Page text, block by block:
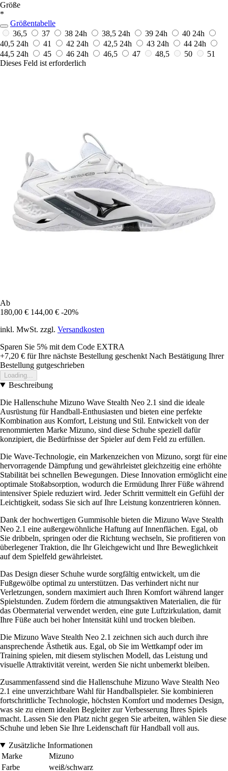
Größe
*
Größentabelle
36,5
37 38 24h 38,5 24h 39 24h 40 24h
40,5 24h 41 42 24h 42,5 24h 43 24h 44 24h
44,5 24h 45 46 24h 46,5 47 48,5 50
51
Dieses Feld ist erforderlich
Ab
180,00 € 144,00 € -20%
inkl. MwSt. zzgl. Versandkosten
Sparen Sie 5% mit dem Code EXTRA
+7,20 € für Ihre nächste Bestellung geschenkt Nach Bestätigung Ihrer
Bestellung gutgeschrieben
Loading...
Beschreibung
Die Hallenschuhe Mizuno Wave Stealth Neo 2.1 sind die ideale
Ausrüstung für Handball-Enthusiasten und bieten eine perfekte
Kombination aus Komfort, Leistung und Stil. Entwickelt von der
renommierten Marke Mizuno, sind diese Schuhe speziell dafür
konzipiert, die Bedürfnisse der Spieler auf dem Feld zu erfüllen.
Die Wave-Technologie, ein Markenzeichen von Mizuno, sorgt für eine
hervorragende Dämpfung und gewährleistet gleichzeitig eine erhöhte
Stabilität bei schnellen Bewegungen. Diese Innovation ermöglicht eine
optimale Stoßabsorption, wodurch die Ermüdung Ihrer Füße während
intensiver Spiele reduziert wird. Jeder Schritt vermittelt ein Gefühl der
Leichtigkeit, sodass Sie sich auf Ihre Leistung konzentrieren können.
Dank der hochwertigen Gummisohle bieten die Mizuno Wave Stealth
Neo 2.1 eine außergewöhnliche Haftung auf Innenflächen. Egal, ob
Sie dribbeln, springen oder die Richtung wechseln, Sie profitieren von
überlegener Traktion, die Ihr Gleichgewicht und Ihre Beweglichkeit
auf dem Spielfeld gewährleistet.
Das Design dieser Schuhe wurde sorgfältig entwickelt, um die
Fußgewölbe optimal zu unterstützen. Das verhindert nicht nur
Verletzungen, sondern maximiert auch Ihren Komfort während langer
Spielstunden. Zudem fördern die atmungsaktiven Materialien, die für
das Obermaterial verwendet werden, eine gute Luftzirkulation, damit
Ihre Füße auch bei hoher Intensität kühl und trocken bleiben.
Die Mizuno Wave Stealth Neo 2.1 zeichnen sich auch durch ihre
ansprechende Ästhetik aus. Egal, ob Sie im Wettkampf oder im
Training spielen, mit diesem stylischen Modell, das Leistung und
visuelle Attraktivität vereint, werden Sie nicht unbemerkt bleiben.
Zusammenfassend sind die Hallenschuhe Mizuno Wave Stealth Neo
2.1 eine unverzichtbare Wahl für Handballspieler. Sie kombinieren
fortschrittliche Technologie, höchsten Komfort und modernes Design,
was sie zu einem idealen Begleiter zur Verbesserung Ihres Spiels
macht. Lassen Sie den Platz nicht gegen Sie arbeiten, wählen Sie diese
Schuhe und leben Sie Ihre Leidenschaft für Handball voll aus.
Zusätzliche Informationen
Marke
Mizuno
Farbe
weiß/schwarz